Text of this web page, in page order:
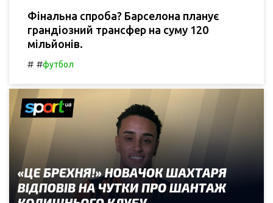
Фінальна спроба? Барселона планує
грандіозний трансфер на суму 120
мільйонів.
# #футбол